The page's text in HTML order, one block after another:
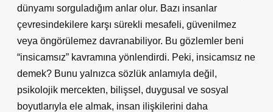
dünyamı sorguladığım anlar olur. Bazı insanlar
çevresindekilere karşı sürekli mesafeli, güvenilmez
veya öngörülemez davranabiliyor. Bu gözlemler beni
“insicamsız” kavramına yönlendirdi. Peki, insicamsız ne
demek? Bunu yalnızca sözlük anlamıyla değil,
psikolojik mercekten, bilişsel, duygusal ve sosyal
boyutlarıyla ele almak, insan ilişkilerini daha